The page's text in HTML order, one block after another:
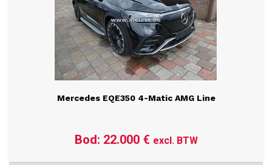
Mercedes EQE350 4-Matic AMG Line